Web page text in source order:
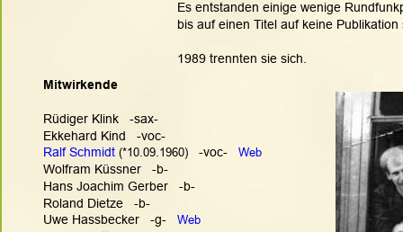
Es entstanden einige wenige
bis auf einen Titel auf keine Publikation
1989 trennten sie sich.
Mitwirkende
Rüdiger Klink   -sax-
Ekkehard Kind   -voc-
Ralf Schmidt (*10.09.1960)
   -voc-
Web
Wolfram Küssner   -b-
Hans Joachim Gerber   -b-
Roland Dietze   -b-
Uwe Hassbecker   -g- Web